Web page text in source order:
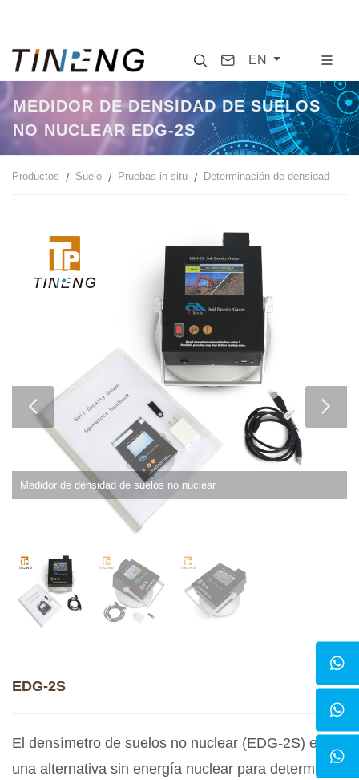
SearchContact
EN
MEDIDOR DE DENSIDAD DE SUELOS
NO NUCLEAR EDG-2S
Productos Suelo Pruebas in situ Determinación de densidad
Medidor de densidad de suelos no nuclear
EDG-2S
El densímetro de suelos no nuclear (EDG-2S) es
una alternativa sin energía nuclear para determinar